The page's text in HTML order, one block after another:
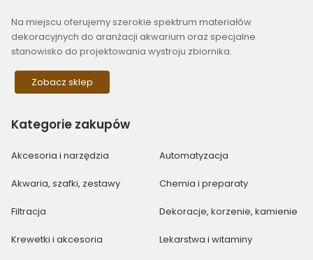
Na miejscu oferujemy szerokie spektrum materiałów
dekoracyjnych do aranżacji akwarium oraz specjalne
stanowisko do projektowania wystroju zbiornika.
Zobacz sklep
Kategorie zakupów
Akcesoria i narzędzia Automatyzacja
Akwaria, szafki, zestawy Chemia i preparaty
Filtracja Dekoracje, korzenie, kamienie
Krewetki i akcesoria Lekarstwa i witaminy